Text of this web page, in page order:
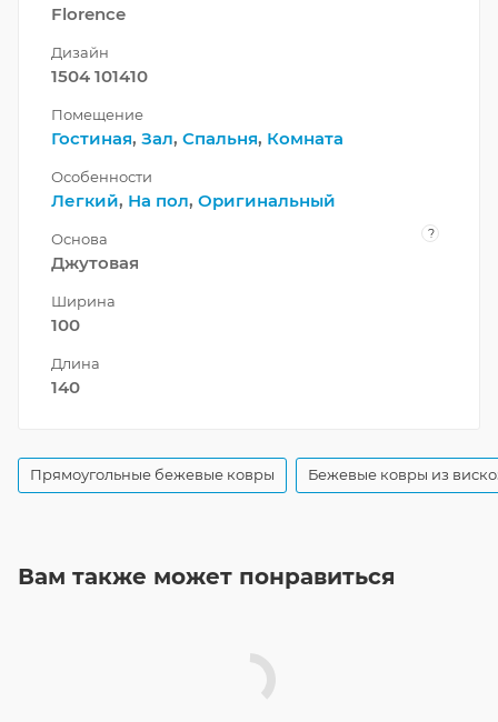
Florence
Дизайн
1504 101410
Помещение
Гостиная, Зал, Спальня, Комната
Особенности
Легкий, На пол, Оригинальный
Основа ?
Джутовая
Ширина
100
Длина
140
Прямоугольные бежевые ковры Бежевые ковры из
Вам также может понравиться